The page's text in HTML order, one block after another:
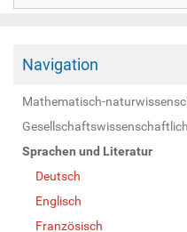
Navigation
Mathematisch-
Sprachen und Literatur
Deutsch
Englisch
Französisch